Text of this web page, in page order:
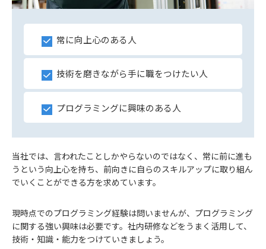
常に向上心のある人
技術を磨きながら手に職をつけたい人
プログラミングに興味のある人
当社では、言われたことしかやらないのではなく、常に前に進も
うという向上心を持ち、前向きに自らのスキルアップに取り組ん
でいくことができる方を求めています。
現時点でのプログラミング経験は問いませんが、プログラミング
に関する強い興味は必要です。社内研修などをうまく活用して、
技術・知識・能力をつけていきましょう。